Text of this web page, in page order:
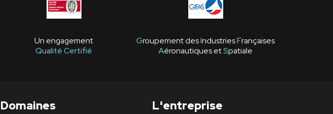
Un engagement
Qualité Certifié
Groupement desIndustriesFrançaises
Aéronautiques etSpatiale
Domaines L'entreprise